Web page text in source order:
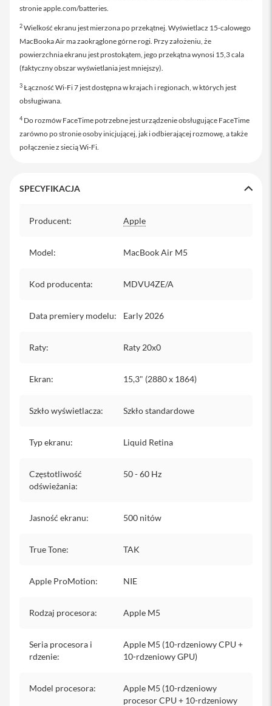
9
P
a
d
r
o
3
P
8
e
r
j
A
e
r
a
i
a
d
A
p
P
c
a
a
t
y
stronie apple.com/batteries.
2 Wielkość ekranu jest mierzona po przekątnej. Wyświetlacz 15‑calowego
MacBooka Air ma zaokrąglone górne rogi. Przy założeniu, że
powierzchnia ekranu jest prostokątem, jego przekątna wynosi 15,3 cala
(faktyczny obszar wyświetlania jest mniejszy).
3 Łączność Wi‑Fi 7 jest dostępna w krajach i regionach, w których jest
obsługiwana.
4 Do rozmów FaceTime potrzebne jest urządzenie obsługujące FaceTime
zarówno po stronie osoby inicjującej, jak i odbierającej rozmowę, a także
połączenie z siecią Wi‑Fi.
SPECYFIKACJA
Producent: Apple
Model: MacBook Air M5
Kod producenta: MDVU4ZE/A
Data premiery modelu: Early 2026
Raty: Raty 20x0
Ekran: 15,3" (2880 x 1864)
Szkło wyświetlacza: Szkło standardowe
Typ ekranu: Liquid Retina
Częstotliwość
odświeżania:
50 - 60 Hz
Jasność ekranu: 500 nitów
True Tone: TAK
Apple ProMotion: NIE
Rodzaj procesora: Apple M5
Seria procesora i
rdzenie:
Apple M5 (10-rdzeniowy CPU +
10-rdzeniowy GPU)
Model procesora:
Apple M5 (10-rdzeniowy
procesor CPU + 10-rdzeniowy